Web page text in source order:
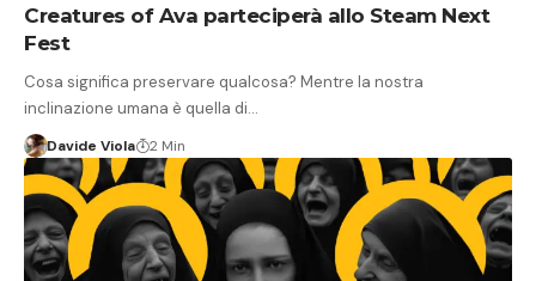
Creatures of Ava parteciperà allo Steam Next
Fest
Cosa significa preservare qualcosa? Mentre la nostra
inclinazione umana è quella di…
Davide Viola 2 Min